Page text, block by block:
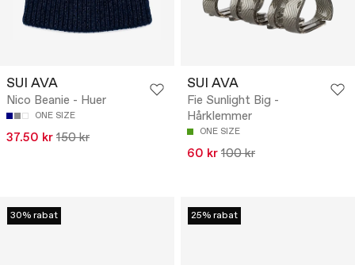
SUI AVA
Nico Beanie - Huer
ONE SIZE
37.50 kr 150 kr
SUI AVA
Fie Sunlight Big -
Hårklemmer
ONE SIZE
60 kr 100 kr
30% rabat 25% rabat